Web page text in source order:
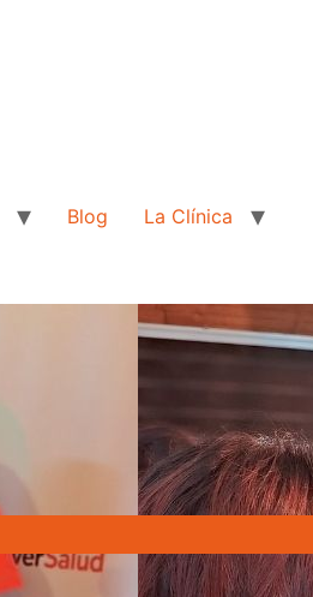
Blog
La Clínica